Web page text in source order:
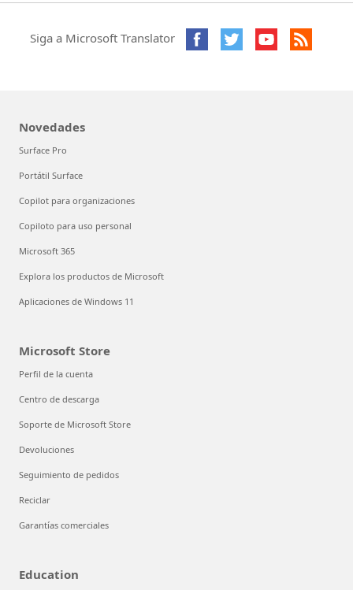
Siga a Microsoft Translator
Novedades
Surface Pro
Portátil Surface
Copilot para organizaciones
Copiloto para uso personal
Microsoft 365
Explora los productos de Microsoft
Aplicaciones de Windows 11
Microsoft Store
Perfil de la cuenta
Centro de descarga
Soporte de Microsoft Store
Devoluciones
Seguimiento de pedidos
Reciclar
Garantías comerciales
Education